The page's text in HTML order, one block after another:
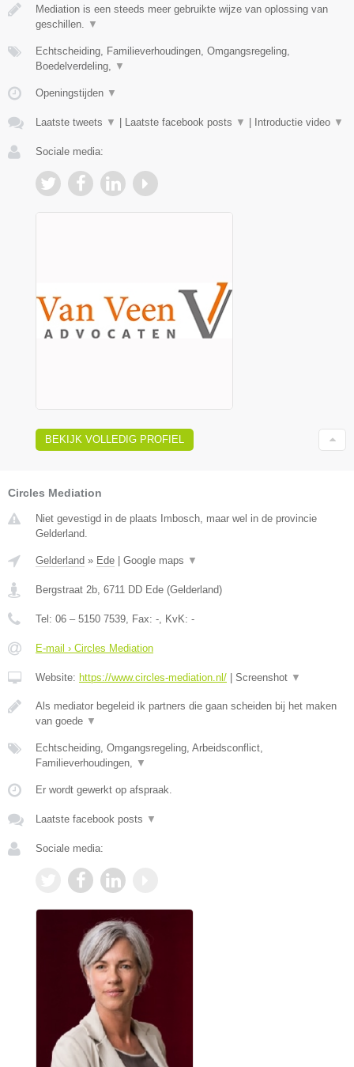
Mediation is een steeds meer gebruikte wijze van oplossing van
geschillen. ▼
Echtscheiding, Familieverhoudingen, Omgangsregeling,
Boedelverdeling, ▼
Openingstijden ▼
Laatste tweets ▼ Laatste facebook posts ▼ Introductie video ▼
Sociale media:
BEKIJK VOLLEDIG PROFIEL
Circles Mediation
Niet gevestigd in de plaats Imbosch, maar wel in de provincie
Gelderland.
Gelderland » Ede Google maps ▼
Bergstraat 2b, 6711 DD Ede (Gelderland)
Tel: 06 – 5150 7539, Fax: -, KvK: -
E-mail › Circles Mediation
Website: https://www.circles-mediation.nl/ Screenshot ▼
Als mediator begeleid ik partners die gaan scheiden bij het maken
van goede ▼
Echtscheiding, Omgangsregeling, Arbeidsconflict,
Familieverhoudingen, ▼
Er wordt gewerkt op afspraak.
Laatste facebook posts ▼
Sociale media: